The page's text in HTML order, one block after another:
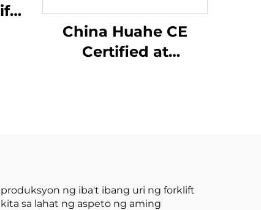
China Huahe CE
Certified at
ng iba't ibang uri ng forklift
sa lahat ng aspeto ng aming